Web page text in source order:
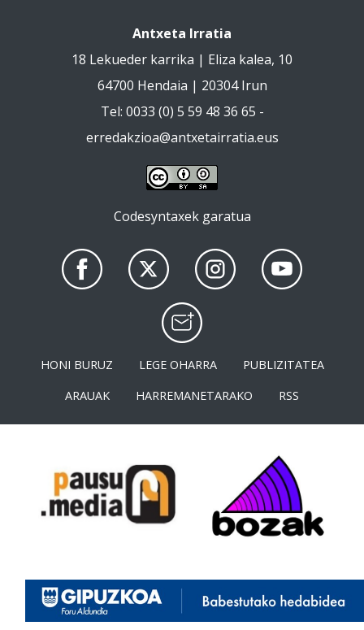
Antxeta Irratia
18 Lekueder karrika | Eliza kalea, 10
64700 Hendaia | 20304 Irun
Tel: 0033 (0) 5 59 48 36 65 -
erredakzioa@antxetairratia.eus
Codesyntaxek garatua
HONI BURUZ LEGE OHARRA
PUBLIZITATEA
ARAUAK
HARREMANETARAKO RSS